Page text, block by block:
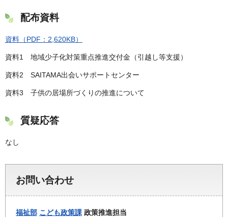
配布資料
資料（PDF：2,620KB）
資料1 地域少子化対策重点推進交付金（引越し等支援）
資料2 SAITAMA出会いサポートセンター
資料3 子供の居場所づくりの推進について
質疑応答
なし
お問い合わせ
福祉部 こども政策課 政策推進担当